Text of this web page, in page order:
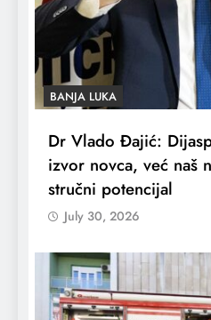
BANJA LUKA
Dr Vlado Đajić:
izvor novca, već naš
stručni potencijal
July 30, 2026